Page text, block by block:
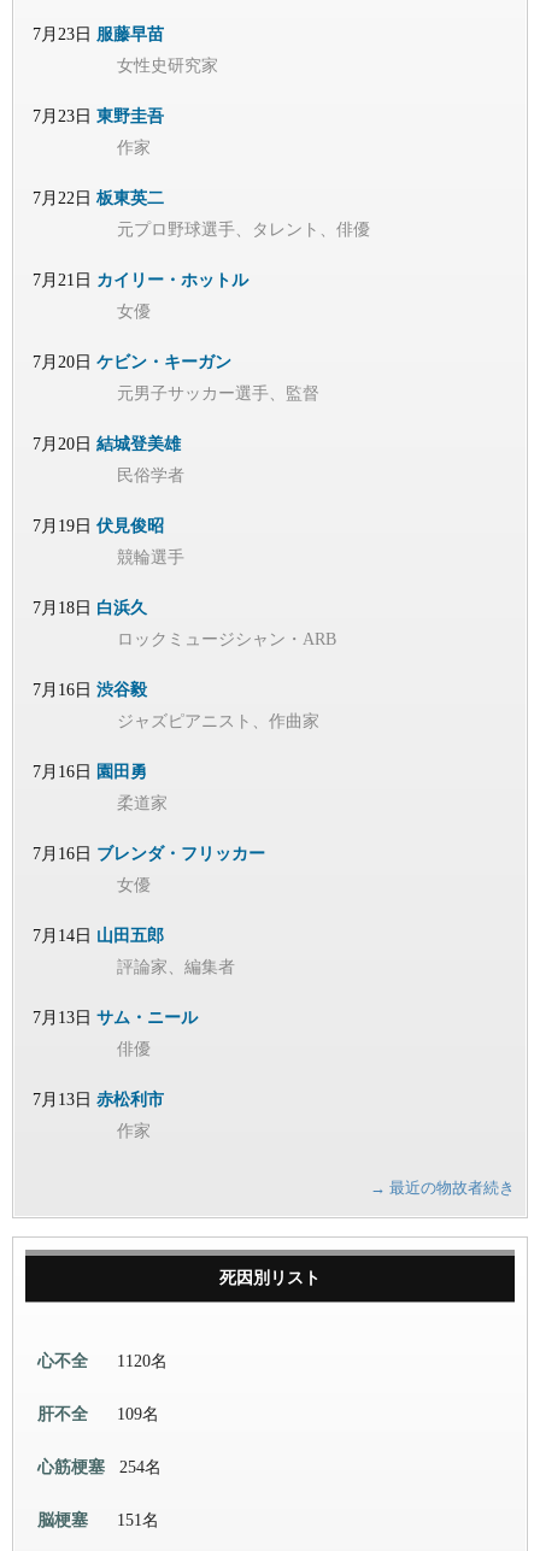
7月23日 服藤早苗
女性史研究家
7月23日 東野圭吾
作家
7月22日 板東英二
元プロ野球選手、タレント、俳優
7月21日 カイリー・ホットル
女優
7月20日 ケビン・キーガン
元男子サッカー選手、監督
7月20日 結城登美雄
民俗学者
7月19日 伏見俊昭
競輪選手
7月18日 白浜久
ロックミュージシャン・ARB
7月16日 渋谷毅
ジャズピアニスト、作曲家
7月16日 園田勇
柔道家
7月16日 ブレンダ・フリッカー
女優
7月14日 山田五郎
評論家、編集者
7月13日 サム・ニール
俳優
7月13日 赤松利市
作家
→ 最近の物故者続き
死因別リスト
心不全 1120名
肝不全 109名
心筋梗塞 254名
脳梗塞 151名